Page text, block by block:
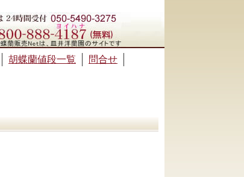
胡蝶蘭値段一覧 問合せ